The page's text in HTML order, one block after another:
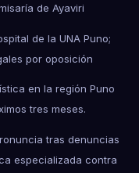
de Ayaviri
de la UNA Puno;
por oposición
en la región Puno
tres meses.
tras denuncias
especializada contra